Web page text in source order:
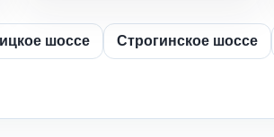
шоссе Строгинское шоссе